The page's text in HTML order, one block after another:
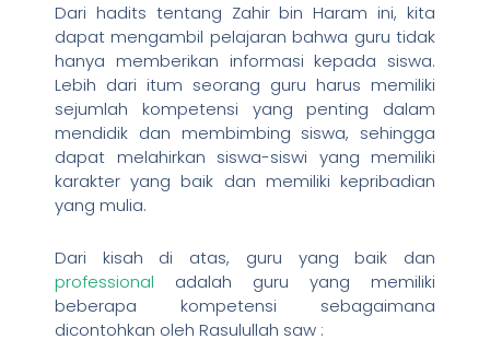
Dari hadits tentang Zahir bin Haram ini, kita
dapat mengambil pelajaran bahwa guru tidak
hanya memberikan informasi kepada siswa.
Lebih dari itum seorang guru harus memiliki
sejumlah kompetensi yang penting dalam
mendidik dan membimbing siswa, sehingga
dapat melahirkan siswa-siswi yang memiliki
karakter yang baik dan memiliki kepribadian
yang mulia.
Dari kisah di atas, guru yang baik dan
professional adalah guru yang memiliki
beberapa kompetensi sebagaimana
dicontohkan oleh Rasulullah saw :